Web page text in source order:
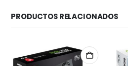
PRODUCTOS RELACIONADOS